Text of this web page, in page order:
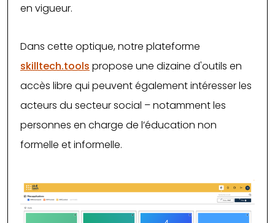
en vigueur.
Dans cette optique, notre plateforme
skilltech.tools propose une dizaine d'outils en
accès libre qui peuvent également intéresser les
acteurs du secteur social – notamment les
personnes en charge de l’éducation non
formelle et informelle.